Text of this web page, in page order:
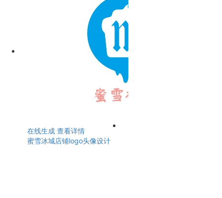
在线生成 查看详情
蜜雪冰城店铺logo头像设计